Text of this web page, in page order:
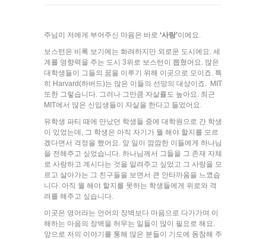
주님이 저에게 부어주신 마음은 바로 ‘사랑’이에요.
보스턴은 비록 보기에는 화려하지만 외로운 도시에요. 세
계를 영향력을 주는 도시 3위로 보스턴이 뽑혔어요. 많은
대학생들이 그들의 꿈을 이루기 위해 이곳으로 모이죠. 특
히 Harvard(하버드)는 많은 이들의 선망의 대상이죠. MIT
또한 그렇습니다. 그러나 그만큼 자살률도 높아요. 최근
MIT에서 많은 신입생들이 자살을 한다고 들었어요.
유학생 파티 때에 만났던 학생들 중에 대학원으로 간 학생
이 있었는데, 그 학생은 아직 자기가 뭘 해야 할지를 모르
겠다면서 걱정을 했어요. 앞 일이 깜깜한 이들에게 하나님
을 전해주고 싶었습니다. 하나님께서 그들을 그 존재 자체
로 사랑하고 계시다는 것을 알려주고 싶었고 그 사랑을 모
르고 살아가는 그 친구들을 보면서 큰 안타까움을 느꼈습
니다. 아직 뭘 해야 할지를 못하는 학생들에게 위로와 격
려를 해주고 싶습니다.
이곳은 영어라는 언어의 장벽보다 마음으로 다가가며 이
해하는 마음의 장벽을 허무는 일들이 많이 필요로 해요.
앞으로 저의 이야기를 통해 많은 분들이 기도에 동참해 주